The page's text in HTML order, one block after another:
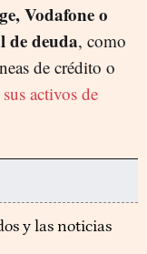
Vodafone o
de deuda, como
de crédito o
activos de
y las noticias